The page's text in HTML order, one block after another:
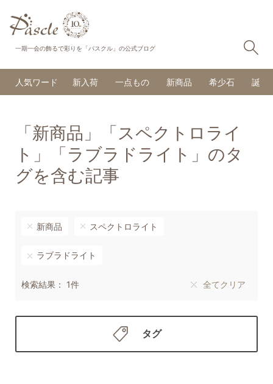
一期一会の飾るで彩りを「パスクル」の公式ブログ
人気ワード 新入荷 一点もの 新商品 希少石 誕生
「新商品」「スペクトロライ
ト」「ラブラドライト」のタ
グを含む記事
新商品 スペクトロライト
ラブラドライト
検索結果： 1件 全てクリア
タグ